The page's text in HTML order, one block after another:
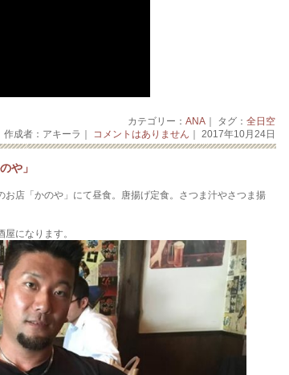
カテゴリー： ANA｜ タグ： 全日空
作成者：アキーラ｜
コメントはありません ｜ 2017年10月24日
や」
店「かのや」にて昼食。唐揚げ定食。さつま汁やさつま揚
になります。